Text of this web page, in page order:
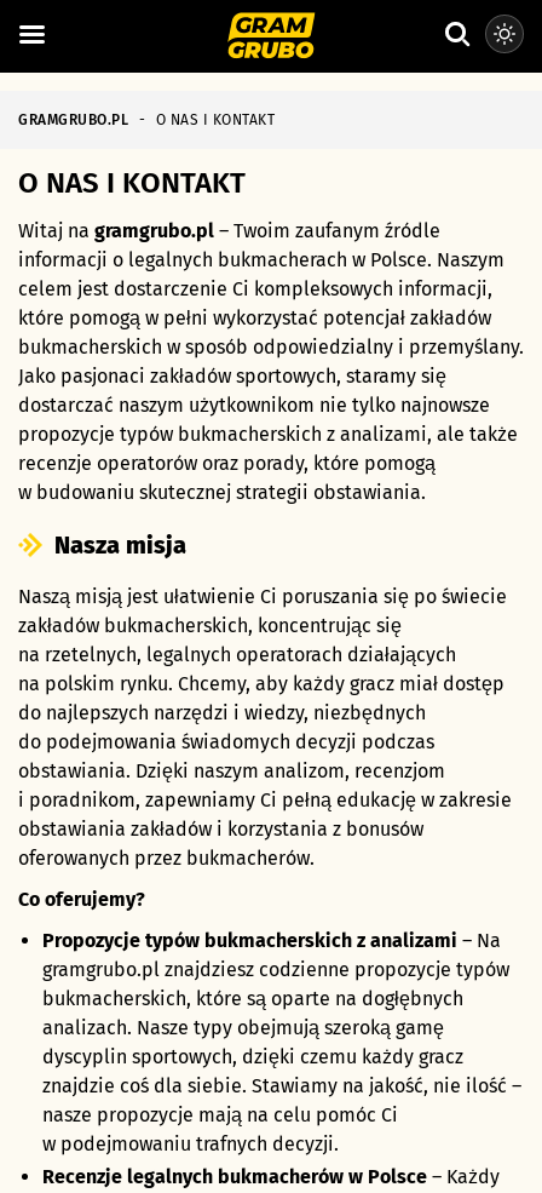
GRAMGRUBO.PL - O NAS I KONTAKT
O NAS I KONTAKT
Witaj na gramgrubo.pl – Twoim zaufanym źródle
informacji o legalnych bukmacherach w Polsce. Naszym
celem jest dostarczenie Ci kompleksowych informacji,
które pomogą w pełni wykorzystać potencjał zakładów
bukmacherskich w sposób odpowiedzialny i przemyślany.
Jako pasjonaci zakładów sportowych, staramy się
dostarczać naszym użytkownikom nie tylko najnowsze
propozycje typów bukmacherskich z analizami, ale także
recenzje operatorów oraz porady, które pomogą
w budowaniu skutecznej strategii obstawiania.
Nasza misja
Naszą misją jest ułatwienie Ci poruszania się po świecie
zakładów bukmacherskich, koncentrując się
na rzetelnych, legalnych operatorach działających
na polskim rynku. Chcemy, aby każdy gracz miał dostęp
do najlepszych narzędzi i wiedzy, niezbędnych
do podejmowania świadomych decyzji podczas
obstawiania. Dzięki naszym analizom, recenzjom
i poradnikom, zapewniamy Ci pełną edukację w zakresie
obstawiania zakładów i korzystania z bonusów
oferowanych przez bukmacherów.
Co oferujemy?
Propozycje typów bukmacherskich z analizami – Na
gramgrubo.pl znajdziesz codzienne propozycje typów
bukmacherskich, które są oparte na dogłębnych
analizach. Nasze typy obejmują szeroką gamę
dyscyplin sportowych, dzięki czemu każdy gracz
znajdzie coś dla siebie. Stawiamy na jakość, nie ilość –
nasze propozycje mają na celu pomóc Ci
w podejmowaniu trafnych decyzji.
Recenzje legalnych bukmacherów w Polsce – Każdy